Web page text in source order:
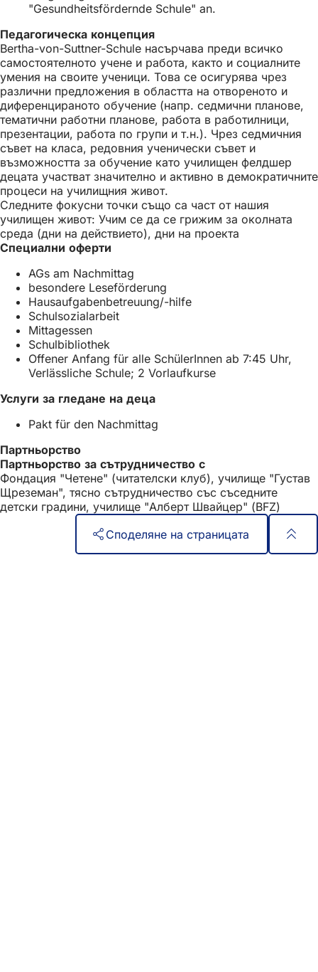
"Gesundheitsfördernde Schule" an.
Педагогическа концепция
Bertha-von-Suttner-Schule насърчава преди всичко
самостоятелното учене и работа, както и социалните
умения на своите ученици. Това се осигурява чрез
различни предложения в областта на отвореното и
диференцираното обучение (напр. седмични планове,
тематични работни планове, работа в работилници,
презентации, работа по групи и т.н.). Чрез седмичния
съвет на класа, редовния ученически съвет и
възможността за обучение като училищен фелдшер
децата участват значително и активно в демократичните
процеси на училищния живот.
Следните фокусни точки също са част от нашия
училищен живот: Учим се да се грижим за околната
среда (дни на действието), дни на проекта
Специални оферти
AGs am Nachmittag
besondere Leseförderung
Hausaufgabenbetreuung/-hilfe
Schulsozialarbeit
Mittagessen
Schulbibliothek
Offener Anfang für alle SchülerInnen ab 7:45 Uhr,
Verlässliche Schule; 2 Vorlaufkurse
Услуги за гледане на деца
Pakt für den Nachmittag
Партньорство
Партньорство за сътрудничество с
Фондация "Четене" (читателски клуб), училище "Густав
Щреземан", тясно сътрудничество със съседните
детски градини, училище "Алберт Швайцер" (BFZ)
Споделяне на страницата